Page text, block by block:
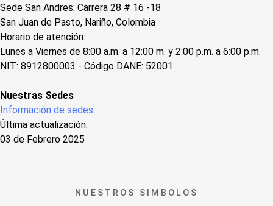
Sede San Andres: Carrera 28 # 16 -18
San Juan de Pasto, Nariño, Colombia
Horario de atención:
Lunes a Viernes de 8:00 a.m. a 12:00 m. y 2:00 p.m. a 6:00 p.m.
NIT: 8912800003 - Código DANE: 52001
Nuestras Sedes
Información de sedes
Última actualización:
03 de Febrero 2025
NUESTROS SIMBOLOS